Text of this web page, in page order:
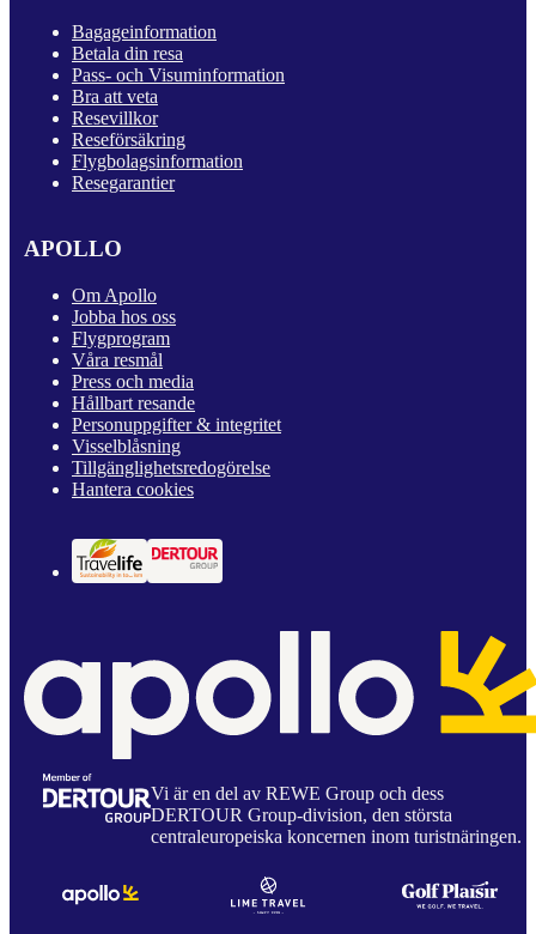
Bagageinformation
Betala din resa
Pass- och Visuminformation
Bra att veta
Resevillkor
Reseförsäkring
Flygbolagsinformation
Resegarantier
APOLLO
Om Apollo
Jobba hos oss
Flygprogram
Våra resmål
Press och media
Hållbart resande
Personuppgifter & integritet
Visselblåsning
Tillgänglighetsredogörelse
Hantera cookies
Vi är en del av REWE Group och dess
DERTOUR Group-division, den största
centraleuropeiska koncernen inom turistnäringen.